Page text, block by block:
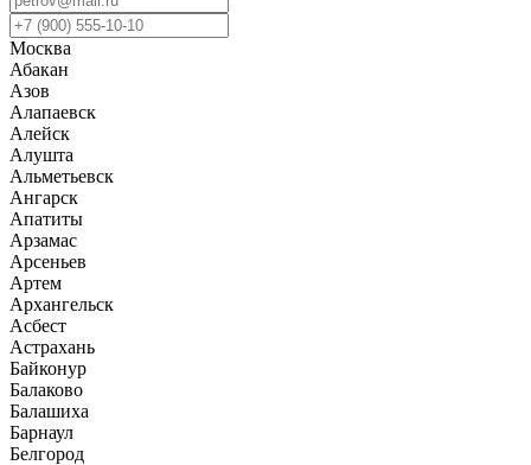
Москва
Абакан
Азов
Алапаевск
Алейск
Алушта
Альметьевск
Ангарск
Апатиты
Арзамас
Арсеньев
Артем
Архангельск
Асбест
Астрахань
Байконур
Балаково
Балашиха
Барнаул
Белгород